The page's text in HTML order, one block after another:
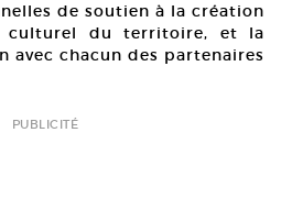
de soutien à la création
culturel du territoire, et la
avec chacun des partenaires
PUBLICITÉ